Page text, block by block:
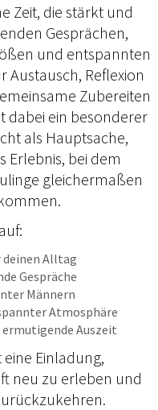
Zeit, die stärkt und
Gesprächen,
und entspannten
Reflexion
Zubereiten
dabei ein besonderer
als Hauptsache,
Erlebnis, bei dem
gleichermaßen
Alltag
Gespräche
Männern
Atmosphäre
Auszeit
eine Einladung,
neu zu erleben und